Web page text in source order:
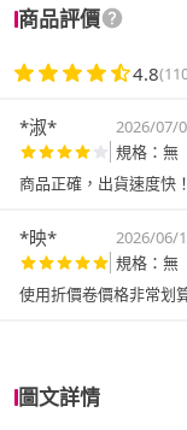
商品評價
4.8
*淑* 2026/07/
規格：無
商品正確，出貨速度快！
*映* 2026/06/
規格：無
使用折價卷價格非常划
圖文詳情